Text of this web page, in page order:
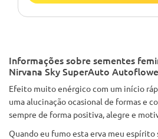
Informações sobre sementes
Nirvana Sky SuperAuto
Efeito muito enérgico com um início
uma alucinação ocasional de formas e
sempre de forma positiva, alegre e
Quando eu fumo esta erva meu espírito